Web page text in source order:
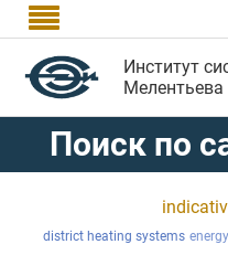

Институт
Мелентьева
Поиск по
district heating systems energy